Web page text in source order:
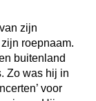
zijn
roepnaam.
buitenland
Zo was hij in
voor